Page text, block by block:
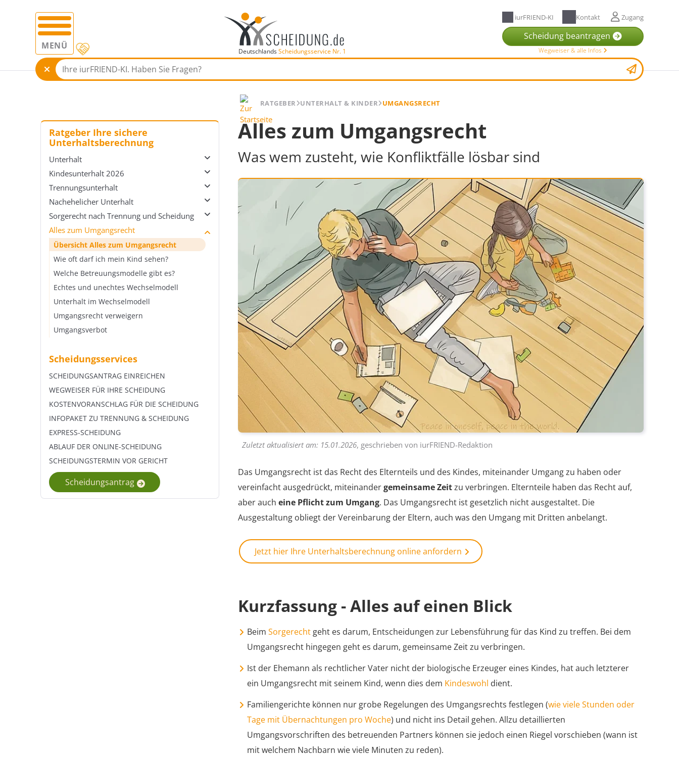
MENÜ DeutschlandsScheidungsservice Nr. 1
iurFRIEND-KI Kontakt Zugang
Scheidung beantragen
Wegweiser & alle Infos
RATGEBER UNTERHALT & KINDER UMGANGSRECHT
Ratgeber Ihre sichere
Unterhaltsberechnung
Unterhalt
Übersicht Unterhalt
Unterhaltsrecht
Unterhalt einfordern
Auskunftspflichten
Steuerliche Berücksichtigung von Kindern
Wohnwert beim Unterhalt
Unterhalt und Kurzarbeit
Kindesunterhalt 2026
Übersicht Kindesunterhalt 2026
Düsseldorfer Tabelle
Vereinbarung zum Kindesunterhalt
Zum Anwalt oder Jugendamt?
Das bereinigte Nettoeinkommen
Selbstbehalt beim Kindesunterhalt
Unterhalt und Kindergeld
Krankenversicherung des Kindes
Unterhalt Minderjährige vs. Volljährige
Trennungsunterhalt
Übersicht Trennungsunterhalt
Trennungsunterhalt berechnen
Unterhaltsrelevantes Einkommen beim
Trennungsunterhalt
Abzugsfähige Positionen beim
Trennungsunterhalt
Wie lange Trennungsunterhalt zahlen?
Verzicht auf Trennungsunterhalt
Rückwirkender Trennungsunterhalt
Verwirkung des Trennungsunterhalts
Nachehelicher Unterhalt
Übersicht Nachehelicher Unterhalt
Nachehelichen Unterhalt berechnen
Dauer des nachehelichen Unterhalts
Selbstbehalt beim nachehelichen Unterhalt
Auswirkungen neuer Ehe auf nachehelichen
Unterhalt
Zumutbare Erwerbstätigkeit nach Scheidung
Verjährung oder rückwirkende Zahlung?
Verzicht auf nachehelichen Unterhalt
Sorgerecht nach Trennung und Scheidung
Übersicht Sorgerecht nach Trennung und
Scheidung
Scheidung mit Kind
Gemeinsames Sorgerecht
Alleiniges Sorgerecht
Sorgerechtsvereinbarung
Aufenthaltsbestimmungsrecht
Als Vater gerichtlich festgestellt werden
Alles zum Umgangsrecht
Übersicht Alles zum Umgangsrecht
Wie oft darf ich mein Kind sehen?
Welche Betreuungsmodelle gibt es?
Echtes und unechtes Wechselmodell
Unterhalt im Wechselmodell
Umgangsrecht verweigern
Umgangsverbot
Scheidungsservices
SCHEIDUNGSANTRAG EINREICHEN
WEGWEISER FÜR IHRE SCHEIDUNG
KOSTENVORANSCHLAG FÜR DIE SCHEIDUNG
INFOPAKET ZU TRENNUNG & SCHEIDUNG
EXPRESS-SCHEIDUNG
ABLAUF DER ONLINE-SCHEIDUNG
SCHEIDUNGSTERMIN VOR GERICHT
Scheidungsantrag
Alles zum Umgangsrecht
Was wem zusteht, wie Konfliktfälle lösbar sind
Zuletzt aktualisiert am: 15.01.2026, geschrieben von iurFRIEND-Redaktion
Das Umgangsrecht ist das Recht des Elternteils und des Kindes, miteinander Umgang zu haben oder
vereinfacht ausgedrückt, miteinandergemeinsame Zeitzu verbringen. Elternteile haben das Recht auf,
aber aucheine Pflicht zum Umgang. Das Umgangsrecht ist gesetzlich nicht ausgestaltet. Die
Ausgestaltung obliegt der Vereinbarung der Eltern, auch was den Umgang mit Dritten anbelangt.
Jetzt hier Ihre Unterhaltsberechnung online anfordern
Kurzfassung - Alles auf einen Blick
BeimSorgerecht geht es darum, Entscheidungen zur Lebensführung für das Kind zu treffen. Bei dem
Umgangsrecht hingegen geht es darum, gemeinsame Zeit zu verbringen.
Ist der Ehemann als rechtlicher Vater nicht der biologische Erzeuger eines Kindes, hat auch letzterer
ein Umgangsrecht mit seinem Kind, wenn dies dem Kindeswohl dient.
Familiengerichte können nur grobe Regelungen des Umgangsrechts festlegen (wie viele Stunden oder
Tage mit Übernachtungen pro Woche) und nicht ins Detail gehen. Allzu detaillierten
Umgangsvorschriften des betreuenden Partners können sie jedoch einen Riegel vorschieben (wann ist
mit welchem Nachbarn wie viele Minuten zu reden).